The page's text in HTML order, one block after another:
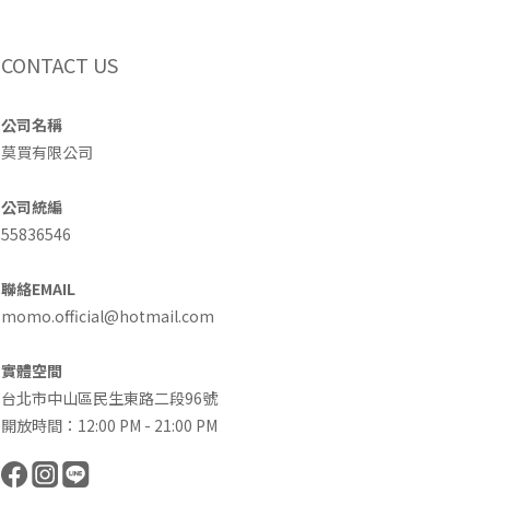
CONTACT US
公司名稱
莫買有限公司
公司統編
55836546
聯絡EMAIL
momo.official@hotmail.com
實體空間
台北市中山區民生東路二段96號
開放時間：12:00 PM - 21:00 PM